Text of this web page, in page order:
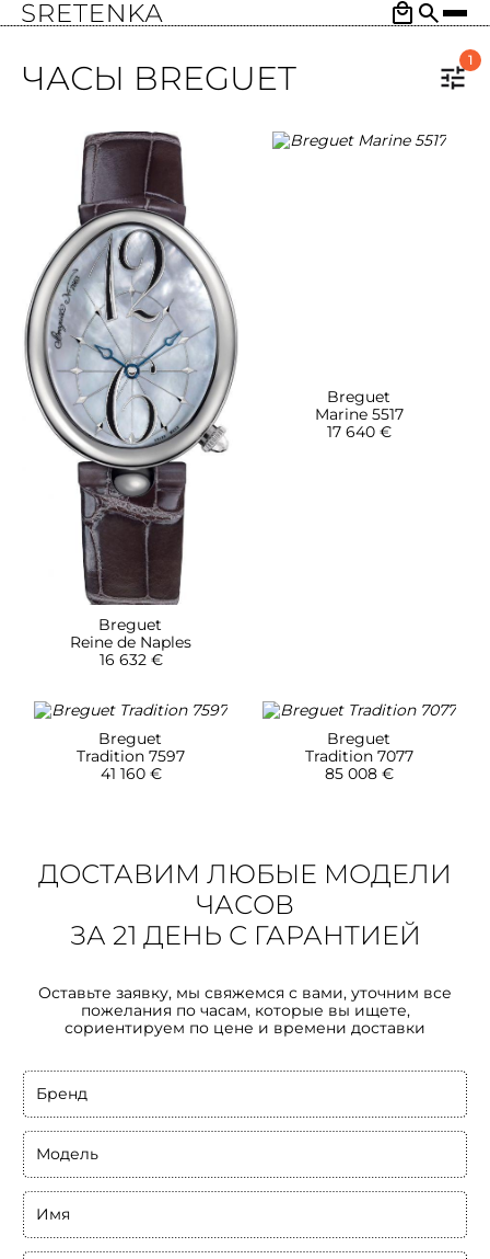
ЧАСЫ BREGUET 1
Breguet
Reine de Naples
16 632 €
Breguet
Marine 5517
17 640 €
Breguet
Tradition 7597
41 160 €
Breguet
Tradition 7077
85 008 €
ДОСТАВИМ ЛЮБЫЕ МОДЕЛИ
ЧАСОВ
ЗА 21 ДЕНЬ С ГАРАНТИЕЙ
Оставьте заявку, мы свяжемся с вами, уточним все
пожелания по часам, которые вы ищете,
сориентируем по цене и времени доставки
Бренд
Модель
Имя